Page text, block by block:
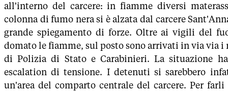
all'interno del carcere: in fiamme diversi
colonna di fumo nera si è alzata dal carcere
grande spiegamento di forze. Oltre ai vigili del
domato le fiamme, sul posto sono arrivati in via via i
di Polizia di Stato e Carabinieri. La situazione
escalation di tensione. I detenuti si sarebbero
un'area del comparto centrale del carcere. Per farli